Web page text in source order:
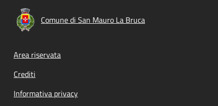
Comune di San Mauro La Bruca
Footer menu
Area riservata
Crediti
Informativa privacy